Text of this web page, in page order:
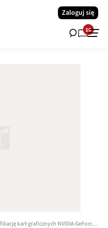
Zaloguj się
10
Znamy specyfikację kart graficznych NVIDIA GeForce RTX 4090 i 4080